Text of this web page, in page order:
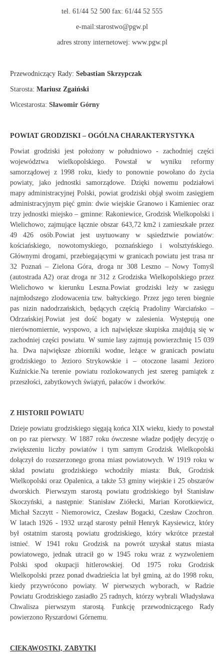
tel. 61/44 52 500 fax: 61/44 52 555
e-mail:starostwo@pgw.pl
adres strony internetowej: www.pgw.pl
Przewodniczący Rady: Sebastian Skrzypczak
Starosta: Mariusz Zgaiński
Wicestarosta: Sławomir Górny
POWIAT GRODZISKI – OGÓLNA CHARAKTERYSTYKA
Powiat grodziski jest położony w południowo - zachodniej części
województwa wielkopolskiego. Powstał w wyniku reformy
samorządowej z 1998 roku, kiedy to ponownie powołano do życia
powiaty, jako jednostki samorządowe. Dzięki nowemu podziałowi
mapy administracyjnej Polski, powiat grodziski objął swoim zasięgiem
administracyjnym pięć gmin: dwie wiejskie Granowo i Kamieniec oraz
trzy jednostki miejsko – gminne: Rakoniewice, Grodzisk Wielkopolski i
Wielichowo; zajmujące łącznie obszar 643,72 km2 i zamieszkałe przez
49 426 osób.Powiat jest usytuowany w sąsiedztwie powiatów:
kościańskiego, nowotomyskiego, poznańskiego i wolsztyńskiego.
Głównymi drogami, przebiegającymi w granicach powiatu jest trasa nr
32 Poznań – Zielona Góra, droga nr 308 Leszno – Nowy Tomyśl
(autostrada A2) oraz droga nr 312 z Grodziska Wielkopolskiego przez
Wielichowo w kierunku Leszna.Powiat grodziski leży w zasięgu
najmłodszego zlodowacenia tzw. bałtyckiego. Przez jego teren biegnie
pas nizin nadodrzańskich, będących częścią Pradoliny Warciańsko –
Odrzańskiej.Powiat jest dość bogaty w zalesienia. Występują one
nierównomiernie, wyspowo, a ich największe skupiska znajdują się w
zachodniej części powiatu. W sumie lasy zajmują powierzchnię 15 039
ha. Dwa największe zbiorniki wodne, leżące w granicach powiatu
grodziskiego to Jezioro Strykowskie i – otoczone lasami Jezioro
Kuźnickie.Na terenie powiatu rozlokowanych jest szereg pamiątek z
przeszłości, zabytkowych świątyń, pałaców i dworków.
Z HISTORII POWIATU
Dzieje powiatu grodziskiego sięgają końca XIX wieku, kiedy to powstał
on po raz pierwszy. W 1887 roku ówczesne władze podjęły decyzję o
zwiększeniu liczby powiatów i tym samym Grodzisk Wielkopolski
dołączył do rozszerzonego grona miast powiatowych. W 1919 roku w
skład powiatu grodziskiego wchodziły miasta: Buk, Grodzisk
Wielkopolski oraz Opalenica, a także 53 gminy wiejskie i 25 obszarów
dworskich. Pierwszym starostą powiatu grodziskiego był Stanisław
Skoczyński, a następnie: Stanisław Ziółecki, Marian Korotkiewicz,
Michał Szczytt - Niemorowicz, Czesław Bogacki, Czesław Czochron.
W latach 1926 - 1932 urząd starosty pełnił Henryk Kaysiewicz, który
był ostatnim starostą powiatu grodziskiego, który wkrótce przestał
istnieć. W 1941 roku Grodzisk na powrót uzyskał status miasta
powiatowego, jednak utracił go w 1945 roku wraz z wyzwoleniem
Polski spod okupacji hitlerowskiej. Od 1975 roku Grodzisk
Wielkopolski przez ponad dwadzieścia lat był gminą, aż do 1998 roku,
kiedy przywrócono powiaty. W pierwszych wyborach, w Radzie
Powiatu Grodziskiego zasiadło 25 radnych, którzy wybrali Władysława
Chwalisza pierwszym starostą. Funkcję przewodniczącego Rady
powierzono Ryszardowi Górnemu.
CIEKAWOSTKI, ZABYTKI